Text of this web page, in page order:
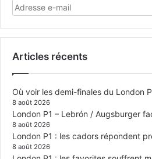
Articles récents
Où voir les demi-finales du London
8 août 2026
London P1 – Lebrón / Augsburger
8 août 2026
London P1 : les cadors répondent
8 août 2026